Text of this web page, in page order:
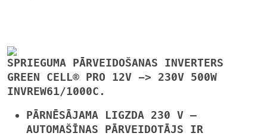
SPRIEGUMA PĀRVEIDOŠANAS INVERTERS
GREEN CELL® PRO 12V -> 230V 500W
INVREW61/1000C.
PĀRNĒSĀJAMA LIGZDA 230 V —
AUTOMAŠĪNAS PĀRVEIDOTĀJS IR